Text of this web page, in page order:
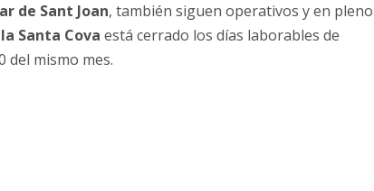
de Sant Joan, también siguen operativos y en pleno
Santa Cova está cerrado los días laborables de
del mismo mes.